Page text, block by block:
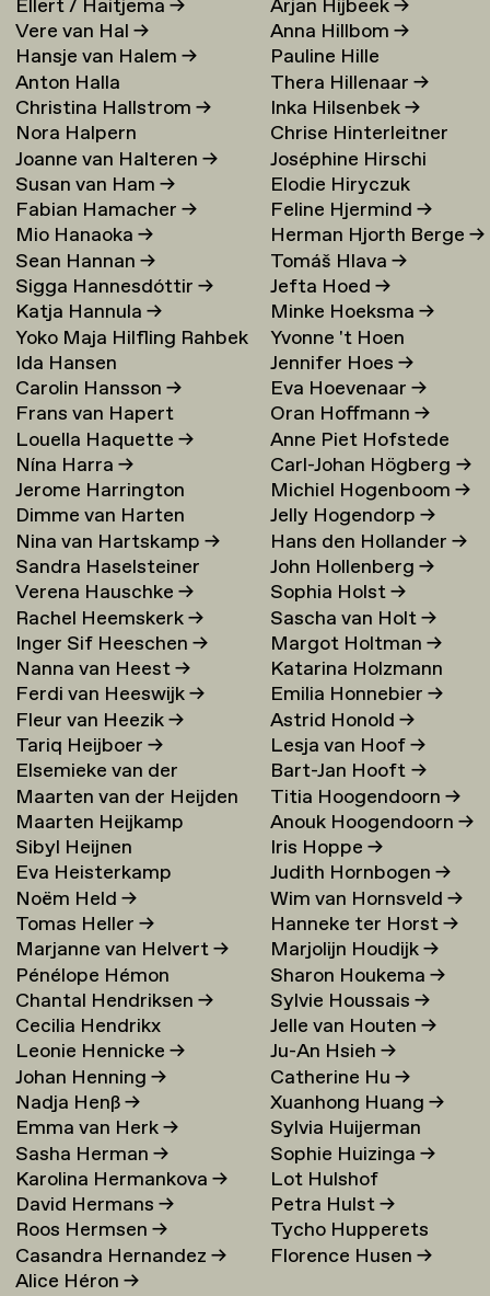
Ellert / Haitjema→
Vere van Hal→
Hansje van Halem→
Anton Halla
Christina Hallstrom→
Nora Halpern
Joanne van Halteren→
Susan van Ham→
Fabian Hamacher→
Mio Hanaoka→
Sean Hannan→
Sigga Hannesdóttir→
Katja Hannula→
Yoko Maja Hilfling Rahbek
Hansen→
Ida Hansen
Carolin Hansson→
Frans van Hapert
Louella Haquette→
Nína Harra→
Jerome Harrington
Dimme van Harten
Nina van Hartskamp→
Sandra Haselsteiner
Verena Hauschke→
Rachel Heemskerk→
Inger Sif Heeschen→
Nanna van Heest→
Ferdi van Heeswijk→
Fleur van Heezik→
Tariq Heijboer→
Elsemieke van der
Heijden→
Maarten van der Heijden
→
Maarten Heijkamp
Sibyl Heijnen
Eva Heisterkamp
Noëm Held→
Tomas Heller→
Marjanne van Helvert→
Pénélope Hémon
Chantal Hendriksen→
Cecilia Hendrikx
Leonie Hennicke→
Johan Henning→
Nadja Henß→
Emma van Herk→
Sasha Herman→
Karolina Hermankova→
David Hermans→
Roos Hermsen→
Casandra Hernandez→
Alice Héron→
Arjan Hijbeek→
Anna Hillbom→
Pauline Hille
Thera Hillenaar→
Inka Hilsenbek→
Chrise Hinterleitner
Joséphine Hirschi
Elodie Hiryczuk
Feline Hjermind→
Herman Hjorth Berge→
Tomáš Hlava→
Jefta Hoed→
Minke Hoeksma→
Yvonne 't Hoen
Jennifer Hoes→
Eva Hoevenaar→
Oran Hoffmann→
Anne Piet Hofstede
Carl-Johan Högberg→
Michiel Hogenboom→
Jelly Hogendorp→
Hans den Hollander→
John Hollenberg→
Sophia Holst→
Sascha van Holt→
Margot Holtman→
Katarina Holzmann
Ekholm→
Emilia Honnebier→
Astrid Honold→
Lesja van Hoof→
Bart-Jan Hooft→
Titia Hoogendoorn→
Anouk Hoogendoorn→
Iris Hoppe→
Judith Hornbogen→
Wim van Hornsveld→
Hanneke ter Horst→
Marjolijn Houdijk→
Sharon Houkema→
Sylvie Houssais→
Jelle van Houten→
Ju-An Hsieh→
Catherine Hu→
Xuanhong Huang→
Sylvia Huijerman
Sophie Huizinga→
Lot Hulshof
Petra Hulst→
Tycho Hupperets
Florence Husen→